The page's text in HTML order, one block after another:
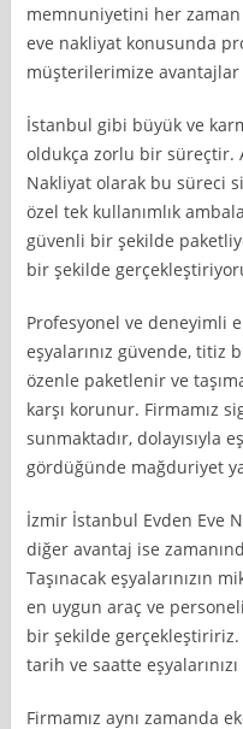
memnuniyetini her
eve nakliyat konusunda
müşterilerimize avantajlar
İstanbul gibi büyük ve
oldukça zorlu bir süreçtir.
Nakliyat olarak bu süreci
özel tek kullanımlık
güvenli bir şekilde
bir şekilde
Profesyonel ve deneyimli
eşyalarınız güvende, titiz
özenle paketlenir ve
karşı korunur. Firmamız
sunmaktadır, dolayısıyla
gördüğünde mağduriyet
İzmir İstanbul Evden Eve
diğer avantaj ise
Taşınacak eşyalarınızın
en uygun araç ve
bir şekilde
tarih ve saatte
Firmamız aynı zamanda